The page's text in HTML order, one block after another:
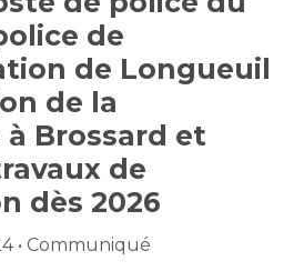
l'accueil
proximité
et
de
de Longueuil
de la
Brossard et
de
dès 2026
• Communiqué